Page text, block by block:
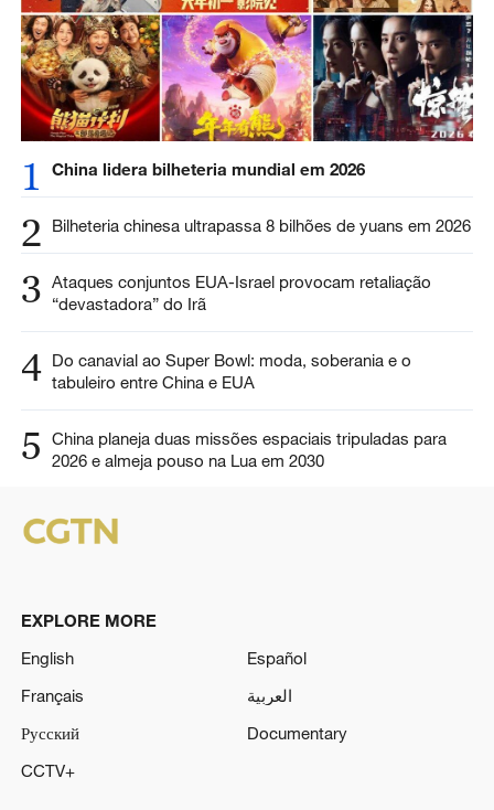
1 China lidera bilheteria mundial em 2026
2 Bilheteria chinesa ultrapassa 8 bilhões de yuans em 2026
3 Ataques conjuntos EUA-Israel provocam retaliação
“devastadora” do Irã
4 Do canavial ao Super Bowl: moda, soberania e o
tabuleiro entre China e EUA
5
China planeja duas missões espaciais tripuladas para
2026 e almeja pouso na Lua em 2030
EXPLORE MORE
English
Español
Français
العربية
Русский
Documentary
CCTV+